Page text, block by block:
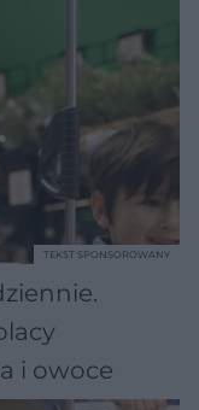
i owoce
TEKST SPONSOROWANY